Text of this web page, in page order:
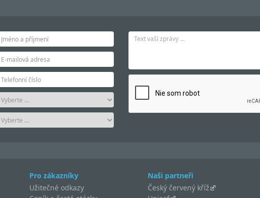
Pro zákazníky
Užitečné odkazy
Naši partneři
Český červený kříž